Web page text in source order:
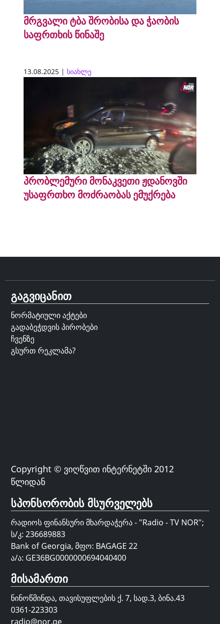
მრგვალი ტბა შრობისა და ჭაობის
საფრთხის წინაშე
13.08.2025 | სიახლე
პრობლემური მონაკვეთი ჟდანოვში
უსაფრთხო მოძრაობას ემუქრება
გაგვიცანით
ნორმატიული აქტები
გადაბეჭდვის პირობები
ჩვენზე
გსურთ რეკლამა?
Copyright © ვიღწვით ინტერნეტში 2012
წლიდან
სპონსორობის მსურველებს
რადიოს ფინანსური მხარდაჭერა - "Radio - TV NOR";
ს/კ: 236689883
Bank of Georgia, მფო: BAGAGE 22
ა/ა: GE36BG0000000694040400
მისამართი
ნინოწმინდა, თავისუფლების ქ. 7, სად.3, ბინა.43
0361-223303
radio@nor.ge